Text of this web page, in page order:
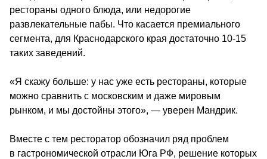
рестораны одного блюда, или недорогие
развлекательные пабы. Что касается премиального
сегмента, для Краснодарского края достаточно 10-15
таких заведений.
«Я скажу больше: у нас уже есть рестораны, которые
можно сравнить с московским и даже мировым
рынком, и мы достойны этого», — уверен Мандрик.
Вместе с тем ресторатор обозначил ряд проблем
в гастрономической отрасли Юга РФ, решение которых